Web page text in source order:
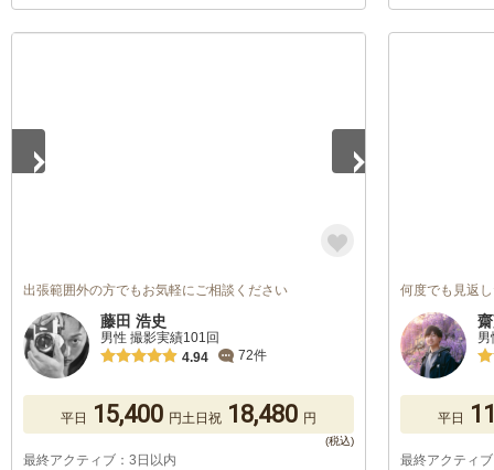
出張範囲外の方でもお気軽にご相談ください
藤田 浩史
男性 撮影実績101回
4.94
72件
平日 15,400 円土日祝 18,480 円
最終アクティブ：3日以内
何度でも見返
男
平日
最終アクティ